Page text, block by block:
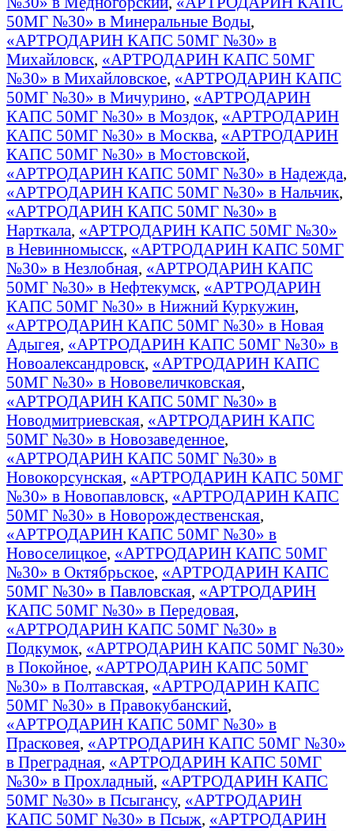
50МГ №30» в Минеральные Воды,
«АРТРОДАРИН КАПС 50МГ №30» в
Михайловск, «АРТРОДАРИН КАПС 50МГ
№30» в Михайловское, «АРТРОДАРИН КАПС
50МГ №30» в Мичурино, «АРТРОДАРИН
КАПС 50МГ №30» в Моздок, «АРТРОДАРИН
КАПС 50МГ №30» в Москва, «АРТРОДАРИН
КАПС 50МГ №30» в Мостовской,
«АРТРОДАРИН КАПС 50МГ №30» в Надежда,
«АРТРОДАРИН КАПС 50МГ №30» в Нальчик,
«АРТРОДАРИН КАПС 50МГ №30» в
Нарткала, «АРТРОДАРИН КАПС 50МГ №30»
в Невинномысск, «АРТРОДАРИН КАПС 50МГ
№30» в Незлобная, «АРТРОДАРИН КАПС
50МГ №30» в Нефтекумск, «АРТРОДАРИН
КАПС 50МГ №30» в Нижний Куркужин,
«АРТРОДАРИН КАПС 50МГ №30» в Новая
Адыгея, «АРТРОДАРИН КАПС 50МГ №30» в
Новоалександровск, «АРТРОДАРИН КАПС
50МГ №30» в Нововеличковская,
«АРТРОДАРИН КАПС 50МГ №30» в
Новодмитриевская, «АРТРОДАРИН КАПС
50МГ №30» в Новозаведенное,
«АРТРОДАРИН КАПС 50МГ №30» в
Новокорсунская, «АРТРОДАРИН КАПС 50МГ
№30» в Новопавловск, «АРТРОДАРИН КАПС
50МГ №30» в Новорождественская,
«АРТРОДАРИН КАПС 50МГ №30» в
Новоселицкое, «АРТРОДАРИН КАПС 50МГ
№30» в Октябрьское, «АРТРОДАРИН КАПС
50МГ №30» в Павловская, «АРТРОДАРИН
КАПС 50МГ №30» в Передовая,
«АРТРОДАРИН КАПС 50МГ №30» в
Подкумок, «АРТРОДАРИН КАПС 50МГ №30»
в Покойное, «АРТРОДАРИН КАПС 50МГ
№30» в Полтавская, «АРТРОДАРИН КАПС
50МГ №30» в Правокубанский,
«АРТРОДАРИН КАПС 50МГ №30» в
Прасковея, «АРТРОДАРИН КАПС 50МГ №30»
в Преградная, «АРТРОДАРИН КАПС 50МГ
№30» в Прохладный, «АРТРОДАРИН КАПС
50МГ №30» в Псыгансу, «АРТРОДАРИН
КАПС 50МГ №30» в Псыж, «АРТРОДАРИН